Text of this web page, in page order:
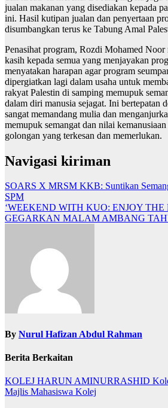
jualan makanan yang disediakan kepada
ini. Hasil kutipan jualan dan penyertaan
disumbangkan terus ke Tabung Amal
Penasihat program, Rozdi Mohamed Noor
kasih kepada semua yang menjayakan
menyatakan harapan agar program
dipergiatkan lagi dalam usaha untuk
rakyat Palestin di samping memupuk
dalam diri manusia sejagat. Ini bertepatan
sangat memandang mulia dan
memupuk semangat dan nilai
golongan yang terkesan dan memerlukan.
Navigasi kiriman
SOARS X MRSM KKB: Suntikan
SPM
‘WEEKEND WITH KUO: ENJOY THE
GEGARKAN MALAM AMBANG
By Nurul Hafizan Abdul Rahman
Berita Berkaitan
KOLEJ HARUN AMINURRASHID
Majlis Mahasiswa Kolej